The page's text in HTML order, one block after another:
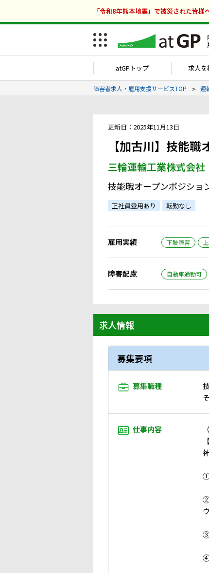
「令和8年熊本地震」で被災された皆様
atGPトップ 求人を
障害者求人・雇用支援サービスTOP 運
更新日：2025年11月13日
【加古川】技能
三輪運輸工業株式会社
技能職オープンポジショ
正社員登用あり 転勤なし
雇用実績 下肢障害
障害配慮 自動車通勤可
求人情報
募集要項
募集職種
仕事内容
①
②
③
④